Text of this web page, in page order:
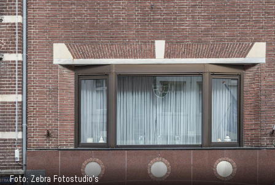
Foto: Zebra Fotostudio's